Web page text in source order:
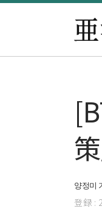
양정미
登録 :